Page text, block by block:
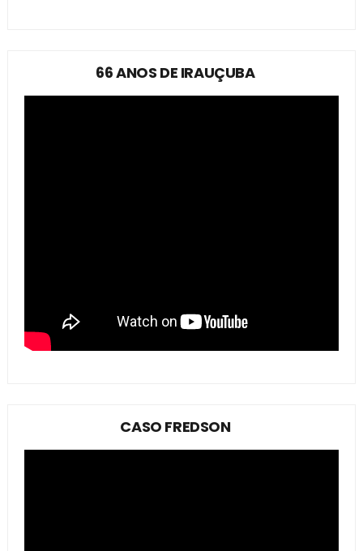
66 ANOS DE IRAUÇUBA
CASO FREDSON